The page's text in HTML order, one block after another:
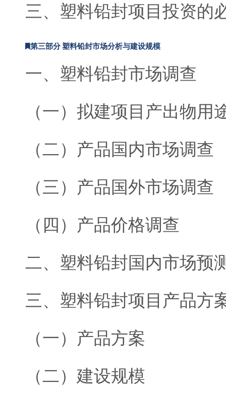
三、塑料铅封项目投资的
第三部分 塑料铅封市场分析与建设规模
一、塑料铅封市场调查
（一）拟建项目产出物用
（二）产品国内市场调查
（三）产品国外市场调查
（四）产品价格调查
二、塑料铅封国内市场预
三、塑料铅封项目产品方
（一）产品方案
（二）建设规模